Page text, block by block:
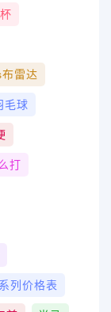
雷达
毛球
打
列价格表